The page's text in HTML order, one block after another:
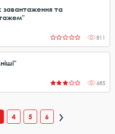
завантаження та
811
685
4 5 6